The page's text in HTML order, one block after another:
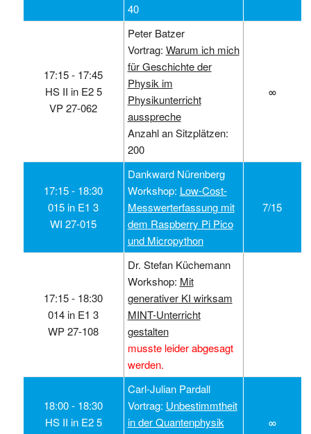
40
17:15 ‑ 17:45
HS II in E2 5
VP 27-062
Peter Batzer
Vortrag: Warum ich mich
für Geschichte der
Physik im
Physikunterricht
ausspreche
Anzahl an Sitzplätzen:
200
∞
17:15 ‑ 18:30
015 in E1 3
WI 27-015
Dankward Nürenberg
Workshop: Low-Cost-
Messwerterfassung mit
dem Raspberry Pi Pico
und Micropython
7/15
17:15 ‑ 18:30
014 in E1 3
WP 27-108
Dr. Stefan Küchemann
Workshop: Mit
generativer KI wirksam
MINT-Unterricht
gestalten
musste leider abgesagt
werden.
18:00 ‑ 18:30
HS II in E2 5
Carl-Julian Pardall
Vortrag: Unbestimmtheit
in der Quantenphysik
∞